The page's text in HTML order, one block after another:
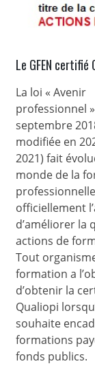
Le GFEN
La loi « Avenir
professionnel
septembre
modifiée en
2021) fait
monde de la
officiellement
d’améliorer la
actions de
Tout
formation a
d’obtenir la
Qualiopi
souhaite
formations
fonds publics.